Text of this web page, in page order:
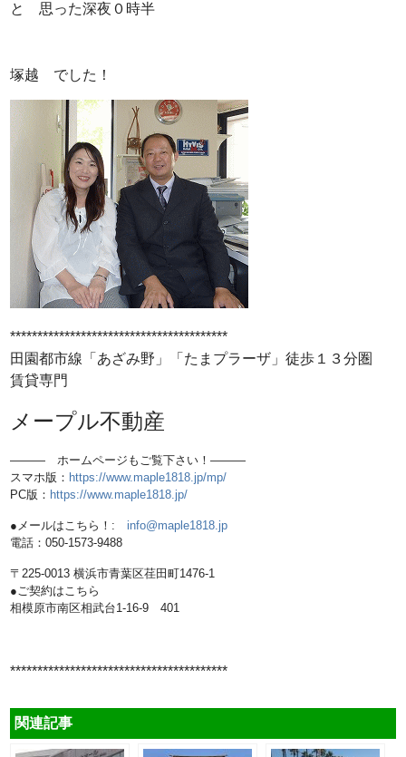
と 思った深夜０時半
塚越 でした！
****************************************
田園都市線「あざみ野」「たまプラーザ」徒歩１３分圏
賃貸専門
メープル不動産
――― ホームページもご覧下さい！―――
スマホ版： https://www.maple1818.jp/mp/
PC版： https://www.maple1818.jp/
●メールはこちら！:info@maple1818.jp
電話：050-1573-9488
〒225-0013 横浜市青葉区荏田町1476-1
●ご契約はこちら
相模原市南区相武台1-16-9 401
****************************************
関連記事